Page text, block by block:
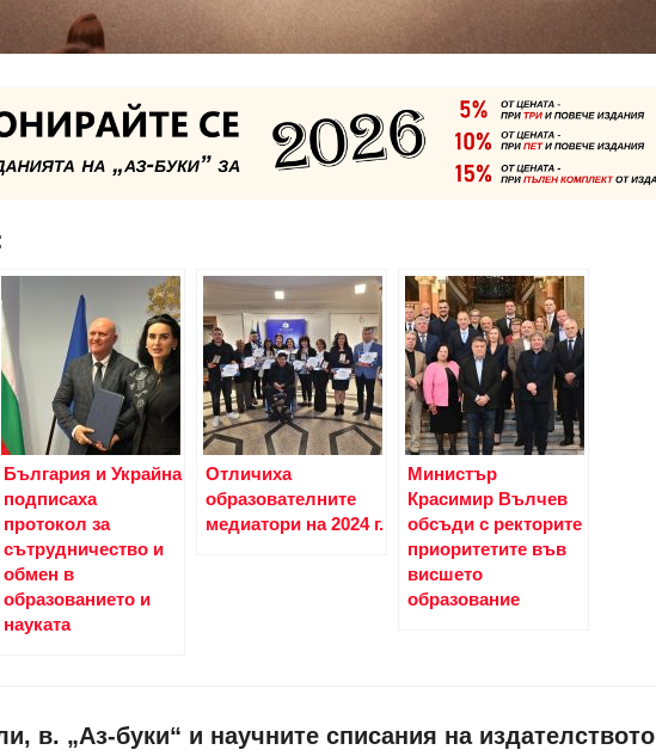
България и Украйна
подписаха
протокол за
сътрудничество и
обмен в
образованието и
науката
Отличиха
образователните
медиатори на 2024 г.
Министър
Красимир Вълчев
обсъди с ректорите
приоритетите във
висшето
образование
в. „Аз-буки“ и научните списания на издателството